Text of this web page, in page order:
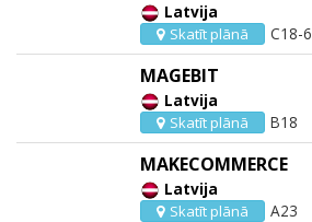
Latvija
Skatīt plānā C18-6
MAGEBIT
Latvija
Skatīt plānā B18
MAKECOMMERCE
Latvija
Skatīt plānā A23